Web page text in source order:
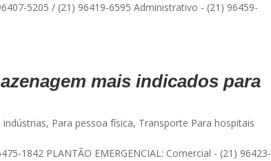
5205 / (21) 96419-6595 Administrativo - (21) 96459-
mais indicados para
indústrias, Para pessoa física, Transporte Para hospitais
PLANTÃO EMERGENCIAL: Comercial - (21) 96423-